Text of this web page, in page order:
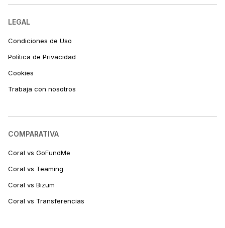
LEGAL
Condiciones de Uso
Política de Privacidad
Cookies
Trabaja con nosotros
COMPARATIVA
Coral vs GoFundMe
Coral vs Teaming
Coral vs Bizum
Coral vs Transferencias